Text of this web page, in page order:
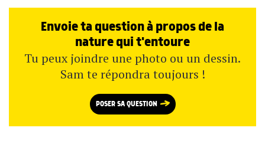
Envoie ta question à propos de la
nature qui t'entoure
Tu peux joindre une photo ou un dessin.
Sam te répondra toujours !
POSER SA QUESTION